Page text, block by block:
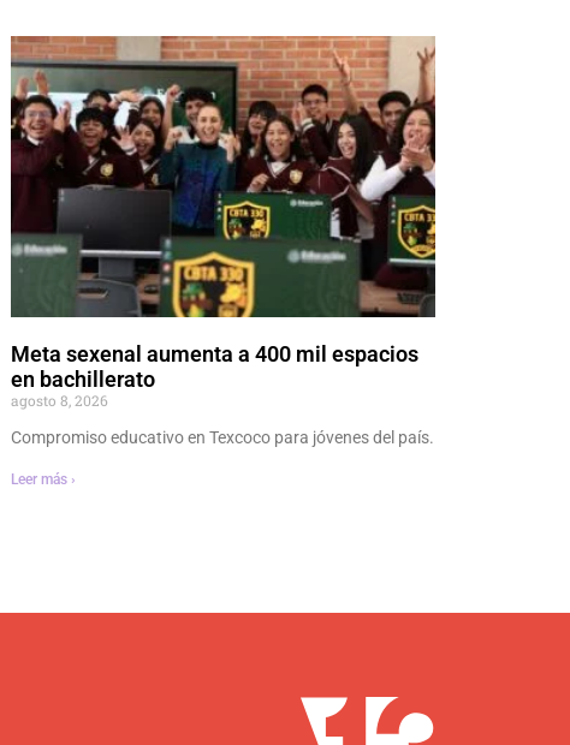
Meta sexenal aumenta a 400 mil espacios
en bachillerato
agosto 8, 2026
Compromiso educativo en Texcoco para jóvenes del país.
Leer más ›